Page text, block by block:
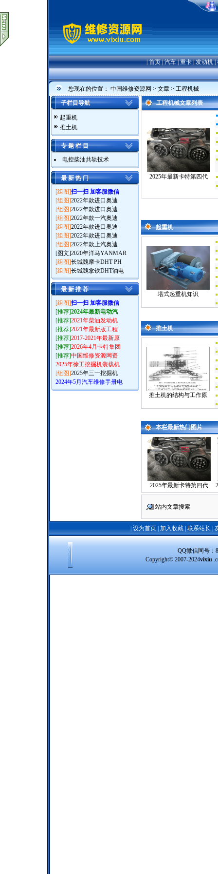
本站最新
|首页|汽车|重卡|发动机|
您现在的位置： 中国维修资源网 > 文章 > 工程机械
子栏目导航
起重机
推土机
专 题 栏 目
电控柴油共轨技术
最 新 热 门
[组图]扫一扫 加客服微信
[组图]2022年款进口奥迪
[组图]2022年款进口奥迪
[组图]2022年款一汽奥迪
[组图]2022年款进口奥迪
[组图]2022年款进口奥迪
[组图]2022年款上汽奥迪
[图文]2020年洋马YANMAR
[组图]长城魏摩卡DHT PH
[组图]长城魏拿铁DHT油电
最 新 推 荐
[组图]扫一扫 加客服微信
[推荐]2024年最新电动汽
[推荐]2021年柴油发动机
[推荐]2021年最新版工程
[推荐]2017-2021年最新原
[推荐]2026年4月卡特集团
[推荐]中国维修资源网资
2025年徐工挖掘机装载机
[组图]2025年三一挖掘机
2024年5月汽车维修手册电
工程机械文章列表
2025年最新卡特第四代
起重机
塔式起重机知识
推土机
推土机的结构与工作原
本栏最新热门图片
2025年最新卡特第四代
站内文章搜索
设为首页| 加入收藏| 联系站长
QQ微信同号：
Copyright© 2007-2024vixiu